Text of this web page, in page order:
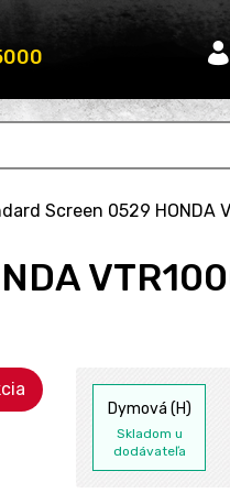
Screen 0529 HONDA
Dymová (H)
Skladom u
dodávateľa